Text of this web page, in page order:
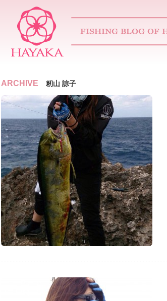
ARCHIVE 籾山 諒子